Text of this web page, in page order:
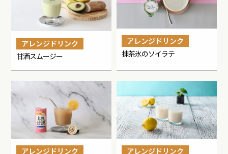
アレンジドリンク
甘酒スムージー
アレンジドリンク
抹茶氷のソイラテ
アレンジドリンク
アレンジドリンク